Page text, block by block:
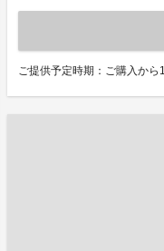
ご提供予定時期：ご購入から